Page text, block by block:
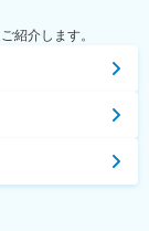
紹介します。